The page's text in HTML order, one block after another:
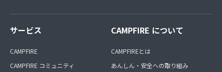
サービス
CAMPFIRE
CAMPFIRE コミュニティ
CAMPFIRE について
CAMPFIREとは
あんしん・安全への取り組み